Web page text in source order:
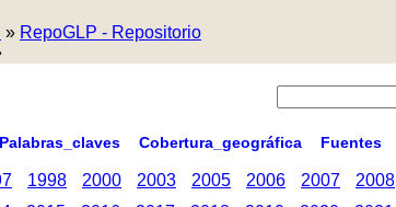
» RepoGLP - Repositorio
Palabras_claves Cobertura_geográfica Fuentes
1998 2000 2003 2005 2006 2007 2008